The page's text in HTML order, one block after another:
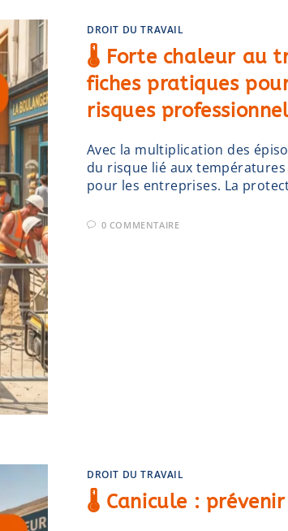
DROIT DU TRAVAIL
🌡️ Forte chaleur au
fiches pratiques
risques
Avec la multiplication des
du risque lié aux
pour les entreprises. La
0 COMMENTAIRE
DROIT DU TRAVAIL
🌡️ Canicule :